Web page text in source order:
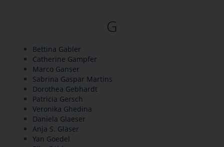
G
Bettina Gabler
Catherine Gampfer
Marco Ganser
Sabrina Gaspar Martins
Dorothea Gebhardt
Patricia Gersch
Veronika Ghedina
Daniela Glaeser
Anja S. Gläser
Yan Goedel